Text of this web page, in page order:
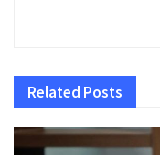
Related Posts